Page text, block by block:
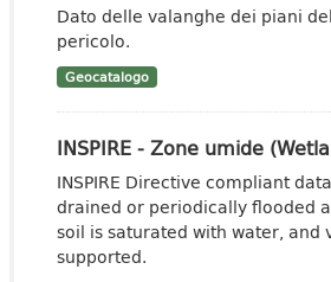
Dato delle valanghe dei piani
pericolo.
Geocatalogo
INSPIRE - Zone umide
INSPIRE Directive compliant
drained or periodically flooded
soil is saturated with water, and
supported.